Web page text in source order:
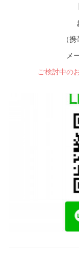
（
メ
ご検討中の